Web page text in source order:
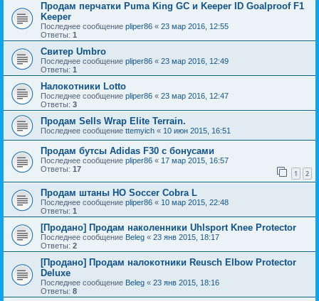
Продам перчатки Puma King GC и Keeper ID Goalproof F1
Keeper
Последнее сообщение pliper86 « 23 мар 2016, 12:55
Ответы: 1
Свитер Umbro
Последнее сообщение pliper86 « 23 мар 2016, 12:49
Ответы: 1
Налокотники Lotto
Последнее сообщение pliper86 « 23 мар 2016, 12:47
Ответы: 3
Продам Sells Wrap Elite Terrain.
Последнее сообщение ttemyich « 10 июн 2015, 16:51
Продам бутсы Adidas F30 с бонусами
Последнее сообщение pliper86 « 17 мар 2015, 16:57
Ответы: 17 1 2
Продам штаны HO Soccer Cobra L
Последнее сообщение pliper86 « 10 мар 2015, 22:48
Ответы: 1
[Продано] Продам наколенники Uhlsport Knee Protector
Последнее сообщение Beleg « 23 янв 2015, 18:17
Ответы: 2
[Продано] Продам налокотники Reusch Elbow Protector
Deluxe
Последнее сообщение Beleg « 23 янв 2015, 18:16
Ответы: 8